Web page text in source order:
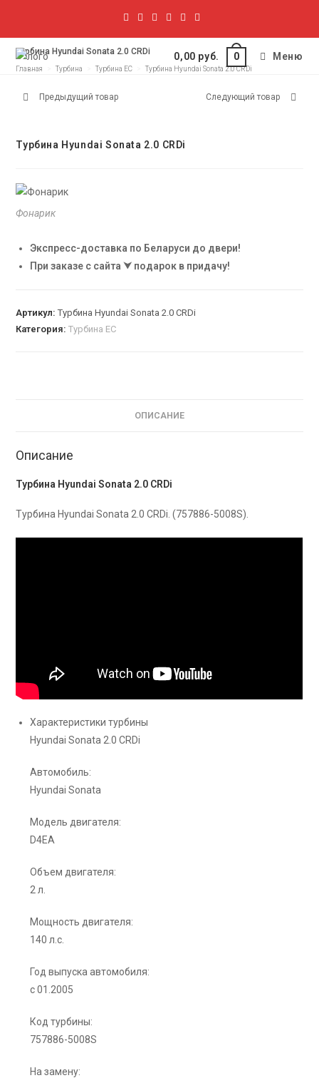
0,00 руб. 0 Меню
Турбина Hyundai Sonata 2.0 CRDi
Главная Турбина Турбина EC Турбина Hyundai Sonata 2.0 CRDi
Предыдущий товар Следующий товар
Турбина Hyundai Sonata 2.0 CRDi
Фонарик
Экспресс-доставка по Беларуси до двери!
При заказе с сайта ⮟ подарок в придачу!
Артикул:Турбина Hyundai Sonata 2.0 CRDi
Категория:Турбина EC
ОПИСАНИЕ
Описание
Турбина Hyundai Sonata 2.0 CRDi
Турбина Hyundai Sonata 2.0 CRDi. (757886-5008S).
Характеристики турбины
Hyundai Sonata 2.0 CRDi
Автомобиль:
Hyundai Sonata
Модель двигателя:
D4EA
Объем двигателя:
2 л.
Мощность двигателя:
140 л.с.
Год выпуска автомобиля:
с 01.2005
Код турбины:
757886-5008S
На замену: